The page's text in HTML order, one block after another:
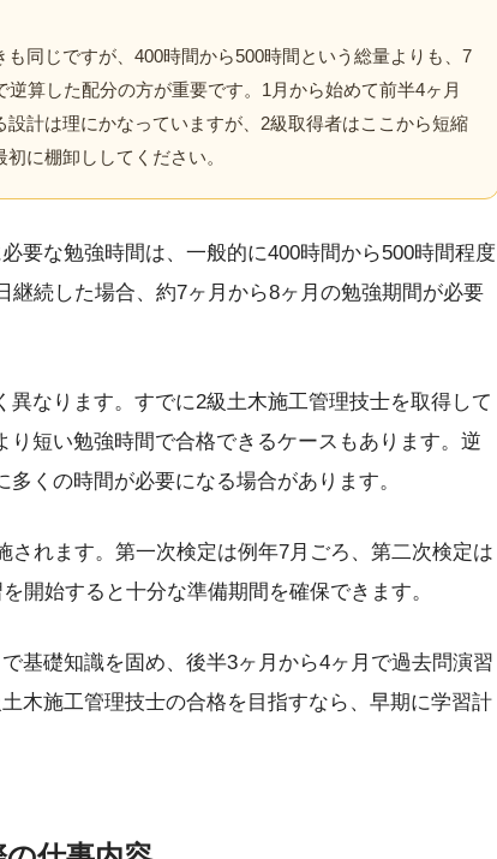
同じですが、400時間から500時間という総量よりも、7
逆算した配分の方が重要です。1月から始めて前半4ヶ月
設計は理にかなっていますが、2級取得者はここから短縮
に棚卸ししてください。
要な勉強時間は、一般的に400時間から500時間程度
継続した場合、約7ヶ月から8ヶ月の勉強期間が必要
なります。すでに2級土木施工管理技士を取得して
短い勉強時間で合格できるケースもあります。逆
くの時間が必要になる場合があります。
されます。第一次検定は例年7月ごろ、第二次検定は
開始すると十分な準備期間を確保できます。
基礎知識を固め、後半3ヶ月から4ヶ月で過去問演習
木施工管理技士の合格を目指すなら、早期に学習計